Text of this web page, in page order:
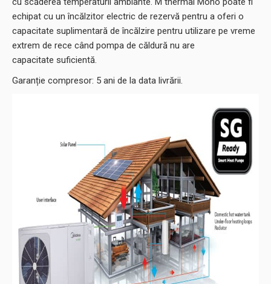
echipat cu un încălzitor electric de rezervă pentru a oferi o
capacitate suplimentară de încălzire pentru utilizare pe vreme
extrem de rece când pompa de căldură nu are
capacitate suficientă.
Garanție compresor: 5 ani de la data livrării.